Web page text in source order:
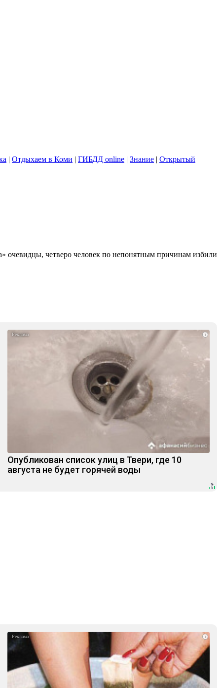
| Отдыхаем в Коми | ГИБДД online | Знание | Открытый
очевидцы, четверо человек по непонятным причинам избили
i
Опубликован список улиц в Твери, где 10
августа не будет горячей воды
i